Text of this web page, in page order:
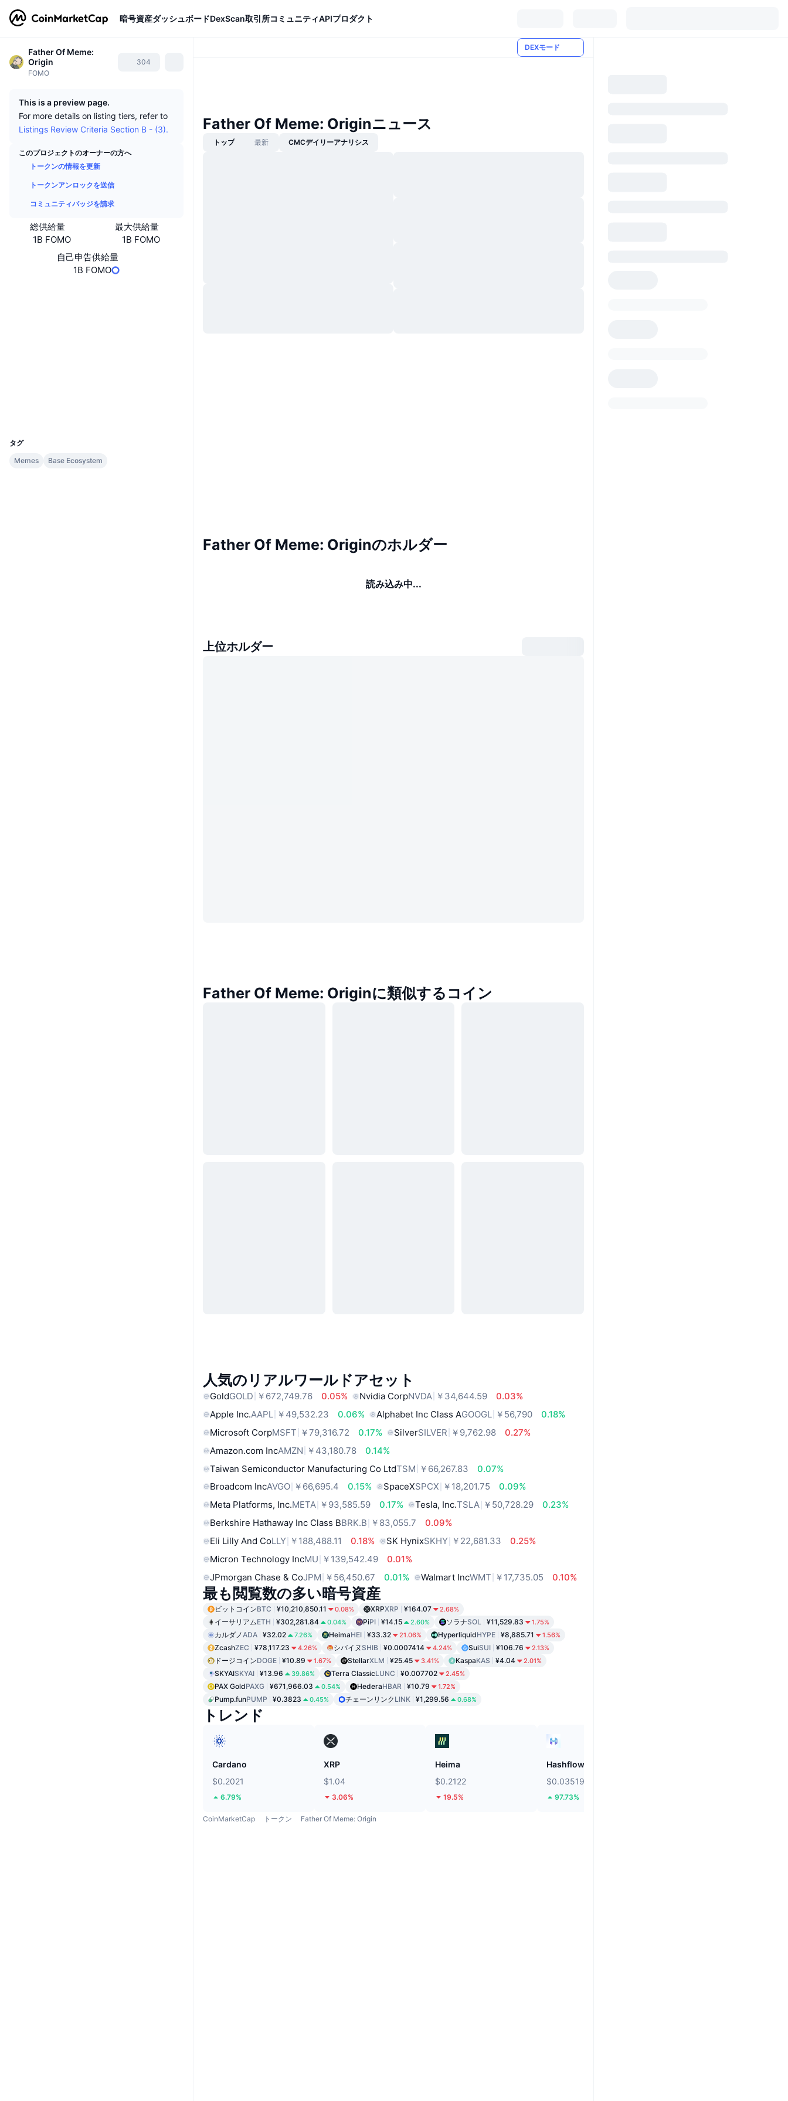
暗号資産ダッシュボードDexScan取引所コミュニティAPIプロダクト
Father Of Meme:
Origin
FOMO
304
This is a preview page.
For more details on listing tiers, refer to
Listings Review Criteria Section B - (3).
このプロジェクトのオーナーの方へ
トークンの情報を更新
トークンアンロックを送信
コミュニティバッジを請求
総供給量
1B FOMO
最大供給量
1B FOMO
自己申告供給量
1B FOMO
タグ
Memes
Base Ecosystem
DEXモード
Father Of Meme: Originニュース
トップ 最新 CMCデイリーアナリシス
Father Of Meme: Originのホルダー
読み込み中...
上位ホルダー
Father Of Meme: Originに類似するコイン
人気のリアルワールドアセット
GoldGOLD ￥672,749.76 0.05% Nvidia CorpNVDA ￥34,644.59
0.03%
Apple Inc.AAPL ￥49,532.23 0.06% Alphabet Inc Class AGOOGL ￥56,790
0.18%
Microsoft CorpMSFT ￥79,316.72 0.17% SilverSILVER ￥9,762.98
0.27%
Amazon.com IncAMZN ￥43,180.78
0.14%
Taiwan Semiconductor Manufacturing Co LtdTSM ￥66,267.83
0.07%
Broadcom IncAVGO ￥66,695.4 0.15% SpaceXSPCX ￥18,201.75
0.09%
Meta Platforms, Inc.META ￥93,585.59 0.17% Tesla, Inc.TSLA ￥50,728.29
0.23%
Berkshire Hathaway Inc Class BBRK.B ￥83,055.7
0.09%
Eli Lilly And CoLLY ￥188,488.11 0.18% SK HynixSKHY ￥22,681.33
0.25%
Micron Technology IncMU ￥139,542.49
0.01%
JPmorgan Chase & CoJPM ￥56,450.67 0.01% Walmart IncWMT ￥17,735.05 0.10%
最も閲覧数の多い暗号資産
ビットコインBTC ¥10,210,850.11 0.08% XRPXRP ¥164.07 2.68%
イーサリアムETH ¥302,281.84 0.04% PiPI ¥14.15 2.60% ソラナSOL ¥11,529.83 1.75%
カルダノADA ¥32.02 7.26% HeimaHEI ¥33.32 21.06% HyperliquidHYPE ¥8,885.71 1.56%
ZcashZEC ¥78,117.23 4.26% シバイヌ SHIB ¥0.0007414 4.24% SuiSUI ¥106.76 2.13%
ドージコインDOGE ¥10.89 1.67% StellarXLM ¥25.45 3.41% KaspaKAS ¥4.04 2.01%
SKYAISKYAI ¥13.96 39.86% Terra ClassicLUNC ¥0.007702 2.45%
PAX GoldPAXG ¥671,966.03 0.54% HederaHBAR ¥10.79 1.72%
Pump.funPUMP ¥0.3823 0.45% チェーンリンク LINK ¥1,299.56 0.68%
トレンド
Cardano
$0.2021
6.79%
XRP
$1.04
3.06%
Heima
$0.2122
19.5%
Hashflow
$0.03519
97.73%
CoinMarketCap トークン Father Of Meme: Origin